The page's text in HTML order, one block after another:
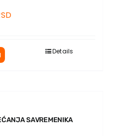
Details
SAVREMENIKA